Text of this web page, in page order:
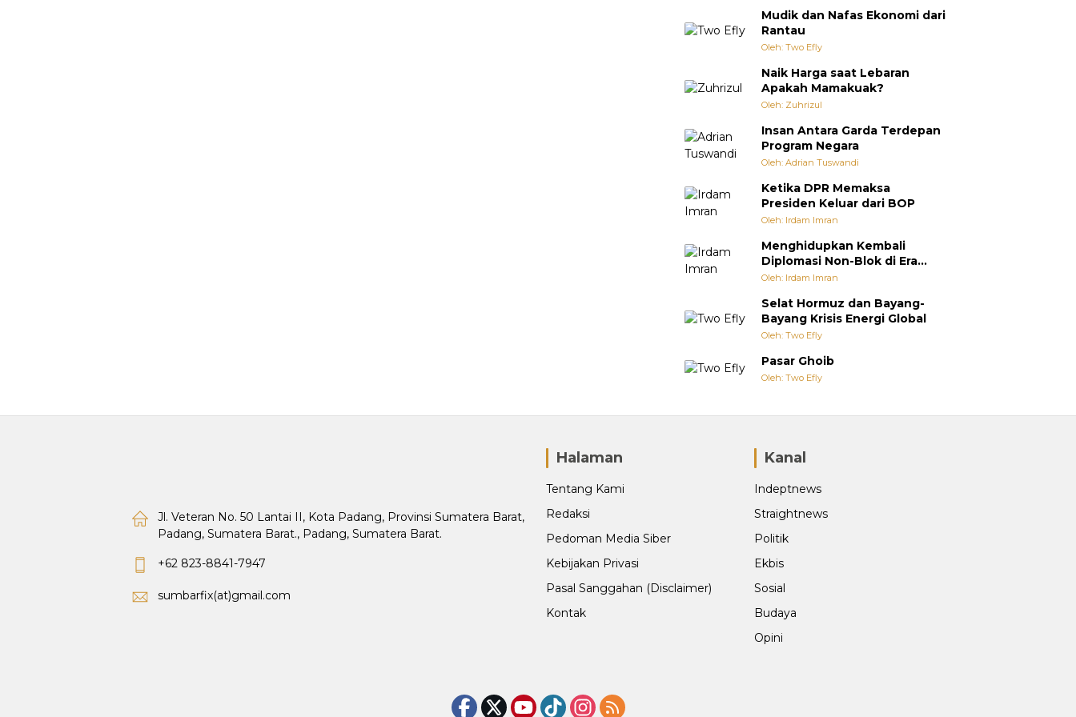
Mudik dan Nafas Ekonomi dari
Rantau
Oleh: Two Efly
Naik Harga saat Lebaran
Apakah Mamakuak?
Oleh: Zuhrizul
Insan Antara Garda Terdepan
Program Negara
Oleh: Adrian Tuswandi
Ketika DPR Memaksa
Presiden Keluar dari BOP
Oleh: Irdam Imran
Menghidupkan Kembali
Diplomasi Non-Blok di Era
Multipolar
Oleh: Irdam Imran
Selat Hormuz dan Bayang-
Bayang Krisis Energi Global
Oleh: Two Efly
Pasar Ghoib
Oleh: Two Efly
Jl. Veteran No. 50 Lantai II, Kota Padang, Provinsi Sumatera Barat,
Padang, Sumatera Barat., Padang, Sumatera Barat.
+62 823-8841-7947
sumbarfix(at)gmail.com
Halaman
Tentang Kami
Redaksi
Pedoman Media Siber
Kebijakan Privasi
Pasal Sanggahan (Disclaimer)
Kontak
Kanal
Indeptnews
Straightnews
Politik
Ekbis
Sosial
Budaya
Opini